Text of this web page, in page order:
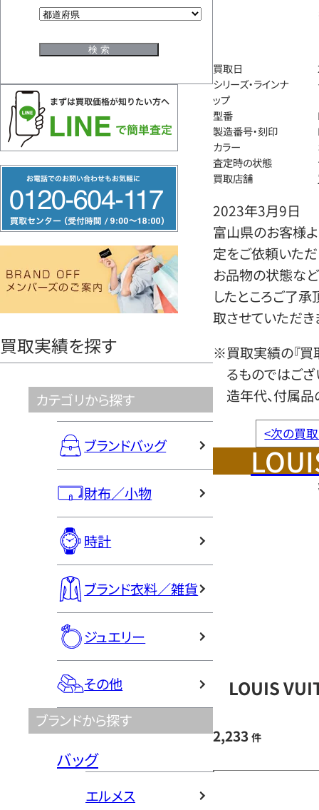
リ
ー
ヤ
買取実績を探す
カテゴリから探す
ブランドバッグ
財布／小物
時計
ブランド衣料／雑貨
ジュエリー
その他
ブランドから探す
バッグ
エルメス
買取日
シリーズ・ラインナ
ップ
型番
製造番号・刻印
カラー
査定時の状態
買取店舗
2023年3月9日
富山県のお客様よ
定をご依頼いただ
お品物の状態など
したところご了
取させていただき
※買取実績の『買
るものではござ
造年代、付属品
<次の買
LOUIS
2,233 件